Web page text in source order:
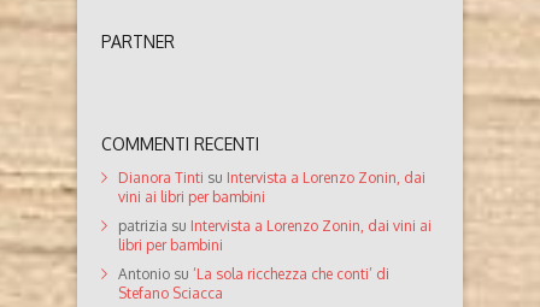
PARTNER
COMMENTI RECENTI
Dianora Tinti su Intervista a Lorenzo Zonin, dai
vini ai libri per bambini
patrizia su Intervista a Lorenzo Zonin, dai vini ai
libri per bambini
Antonio su ‘La sola ricchezza che conti’ di
Stefano Sciacca